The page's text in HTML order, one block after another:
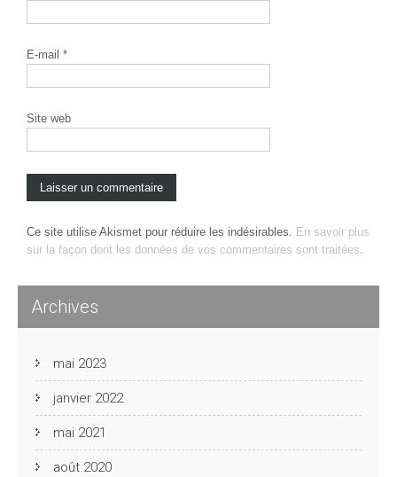
E-mail *
Site web
Ce site utilise Akismet pour réduire les indésirables. En savoir plus
sur la façon dont les données de vos commentaires sont traitées.
Archives
mai 2023
janvier 2022
mai 2021
août 2020